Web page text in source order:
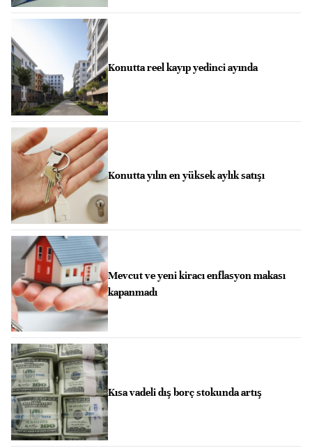
Konutta reel kayıp yedinci ayında
Konutta yılın en yüksek aylık satışı
Mevcut ve yeni kiracı enflasyon makası
kapanmadı
Kısa vadeli dış borç stokunda artış